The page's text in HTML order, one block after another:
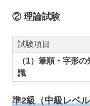
② 理論試験
試験項目
（1）筆順・字形の
識
準2級（中級レベル